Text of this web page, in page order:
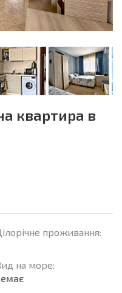
квартира в
проживання:
на море: